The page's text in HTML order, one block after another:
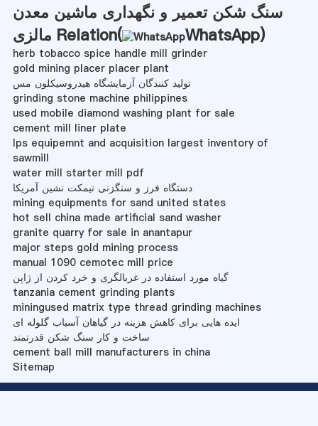
سنگ شکن تعمیر و نگهداری ماشین معدن
مالزی Relation(
WhatsApp)
herb tobacco spice handle mill grinder
gold mining placer placer plant
تولید کنندگان آزمایشگاه هیدروسیکلون مس
grinding stone machine philippines
used mobile diamond washing plant for sale
cement mill liner plate
lps equipemnt and acquisition largest inventory of
sawmill
water mill starter mill pdf
دستگاه فرز و سنگزنی نیمکت نشین آمریکا
mining equipments for sand united states
hot sell china made artificial sand washer
granite quarry for sale in anantapur
major steps gold mining process
manual 1090 cemotec mill price
گیاه مورد استفاده در غربالگری و خرد کردن از ژاپن
tanzania cement grinding plants
miningused matrix type thread grinding machines
ایده هایی برای کاهش هزینه در گیاهان آسیاب گلوله ای
ساخت و کار سنگ شکن قدرتمند
cement ball mill manufacturers in china
Sitemap